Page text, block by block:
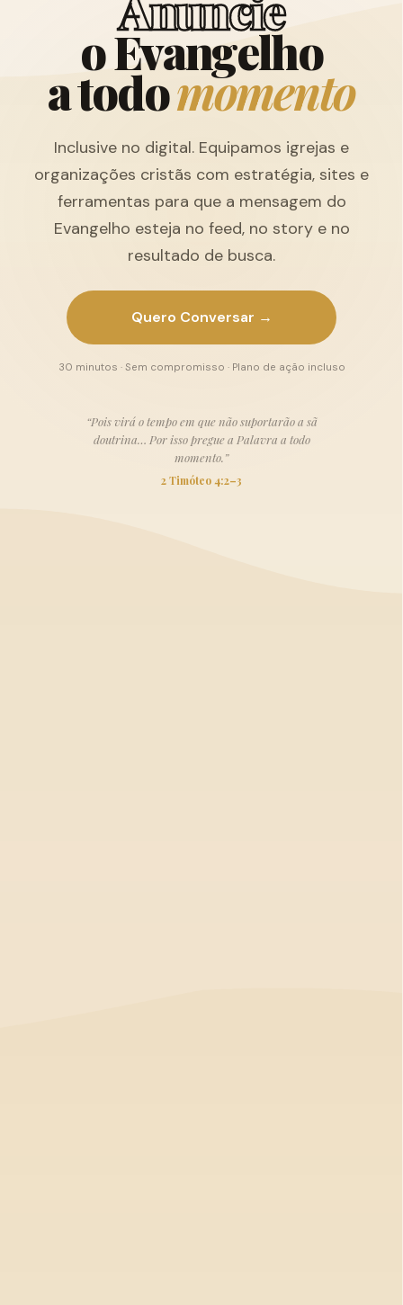
oEvangelho
atodomomento
Inclusive no digital. Equipamos igrejas e
organizações cristãs com estratégia, sites e
ferramentas para que a mensagem do
Evangelho esteja no feed, no story e no
resultado de busca.
Quero Conversar →
30 minutos · Sem compromisso · Plano de ação incluso
“Pois virá o tempo em que não suportarão a sã
doutrina… Por isso pregue a Palavra a todo
momento.”
2 Timóteo 4:2–3